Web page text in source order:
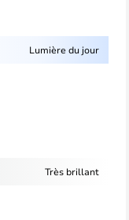
Lumière du jour
Très brillant